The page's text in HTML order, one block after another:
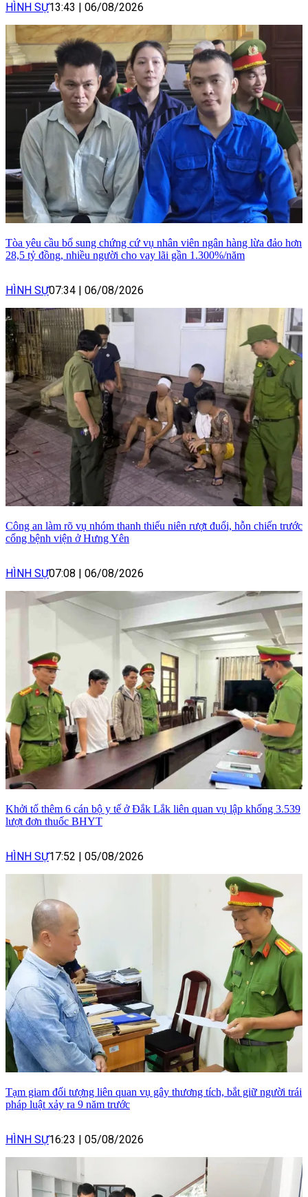
HÌNH SỰ13:43 | 06/08/2026
Tòa yêu cầu bổ sung chứng cứ vụ nhân viên ngân hàng lừa đảo hơn
28,5 tỷ đồng, nhiều người cho vay lãi gần 1.300%/năm
HÌNH SỰ07:34 | 06/08/2026
Công an làm rõ vụ nhóm thanh thiếu niên rượt đuổi, hỗn chiến trước
cổng bệnh viện ở Hưng Yên
HÌNH SỰ07:08 | 06/08/2026
Khởi tố thêm 6 cán bộ y tế ở Đắk Lắk liên quan vụ lập khống 3.539
lượt đơn thuốc BHYT
HÌNH SỰ17:52 | 05/08/2026
Tạm giam đối tượng liên quan vụ gây thương tích, bắt giữ người trái
pháp luật xảy ra 9 năm trước
HÌNH SỰ16:23 | 05/08/2026